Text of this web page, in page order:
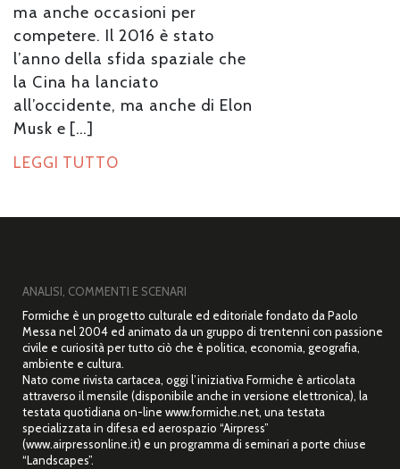
ma anche occasioni per
competere. Il 2016 è stato
l’anno della sfida spaziale che
la Cina ha lanciato
all’occidente, ma anche di Elon
Musk e […]
LEGGI TUTTO
ANALISI, COMMENTI E SCENARI
Formiche è un progetto culturale ed editoriale fondato da Paolo
Messa nel 2004 ed animato da un gruppo di trentenni con passione
civile e curiosità per tutto ciò che è politica, economia, geografia,
ambiente e cultura.
Nato come rivista cartacea, oggi l’iniziativa Formiche è articolata
attraverso il mensile (disponibile anche in versione elettronica), la
testata quotidiana on-line www.formiche.net, una testata
specializzata in difesa ed aerospazio “Airpress”
(www.airpressonline.it) e un programma di seminari a porte chiuse
“Landscapes”.